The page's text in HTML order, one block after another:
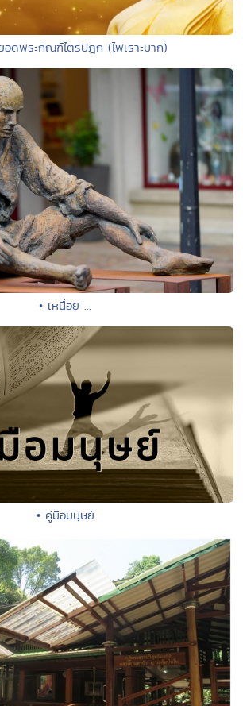
อดพระกัณฑ์ไตรปิฎก (ไพเราะมาก)
• เหนื่อย ...
• คู่มือมนุษย์